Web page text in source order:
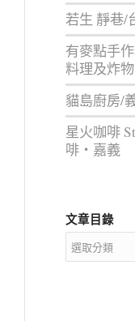
若生 靜巷/
有麥點手
料理及炸
貓島廚房/
星火咖啡
啡‧嘉義
文章目錄
文
章